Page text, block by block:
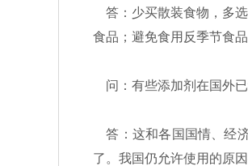
答：少买散装食物，多选
食品；避免食用反季节食
问：有些添加剂在国外
答：这和各国国情、经
了。我国仍允许使用的原